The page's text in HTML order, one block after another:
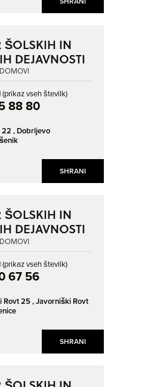
SHRANI
ŠOLSKIH IN
DEJAVNOSTI
DOMOVI
(prikaz vseh številk)
88 80
22 , Dobrljevo
SHRANI
ŠOLSKIH IN
DEJAVNOSTI
DOMOVI
(prikaz vseh številk)
67 56
Rovt 25 ,Javorniški Rovt